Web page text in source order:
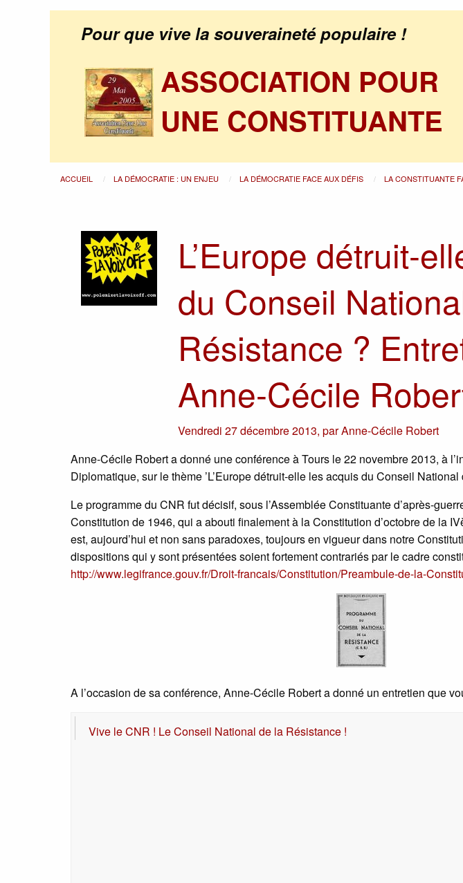
Pour que vive la souveraineté populaire !
ASSOCIATION POUR
UNE CONSTITUANTE
ACCUEIL LA DÉMOCRATIE : UN ENJEU LA DÉMOCRATIE FACE AUX DÉFIS LA CONSTITUANTE
L’Europe détruit-
du Conseil
Résistance ?
Anne-Cécile
Vendredi 27 décembre 2013,parAnne-Cécile Robert
Anne-Cécile Robert a donné une conférence à Tours le 22 novembre 2013, à
Diplomatique, sur le thème ’L’Europe détruit-elle les acquis du Conseil
Le programme du CNR fut décisif, sous l’Assemblée Constituante d’après-
Constitution de 1946, qui a abouti finalement à la Constitution d’octobre de la
est, aujourd’hui et non sans paradoxes, toujours en vigueur dans notre
dispositions qui y sont présentées soient fortement contrariés par le cadre
http://www.legifrance.gouv.fr/Droit-francais/Constitution/Preambule-de-la-
A l’occasion de sa conférence, Anne-Cécile Robert a donné un entretien que
Vive le CNR ! Le Conseil National de la Résistance !